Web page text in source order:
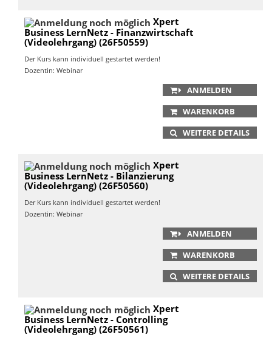
Xpert
Business LernNetz - Finanzwirtschaft
(Videolehrgang) (26F50559)
Der Kurs kann individuell gestartet werden!
Dozentin: Webinar
ANMELDEN
WARENKORB
WEITERE DETAILS
Xpert
Business LernNetz - Bilanzierung
(Videolehrgang) (26F50560)
Der Kurs kann individuell gestartet werden!
Dozentin: Webinar
ANMELDEN
WARENKORB
WEITERE DETAILS
Xpert
Business LernNetz - Controlling
(Videolehrgang) (26F50561)